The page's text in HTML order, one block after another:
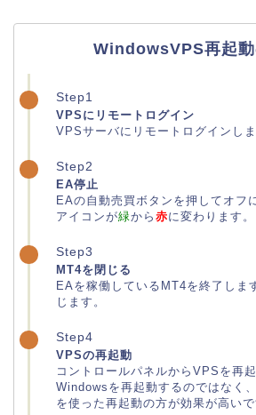
WindowsVPS再起
Step1
VPSにリモートログイン
VPSサーバにリモートログインしま
Step2
EA停止
EAの自動売買ボタンを押してオフ
アイコンが緑から 赤に変わります。
Step3
MT4を閉じる
EAを稼働しているMT4を終了しま
じます。
Step4
VPSの再起動
コントロールパネルからVPSを再
Windowsを再起動するのではなく
を使った再起動の方が効果が高いで